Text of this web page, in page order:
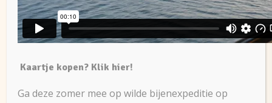
Kaartje kopen? Klik hier!
Ga deze zomer mee op wilde bijenexpeditie op